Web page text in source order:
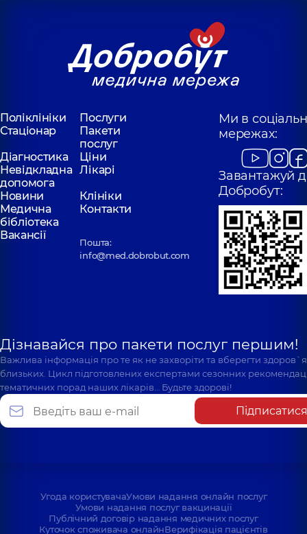
Поліклініки
Послуги
Стаціонар
Пакети
послуг
Діагностика
Ціни
Невідкладна
допомога
Лікарі
Новини
Клініки
Медична
бібліотека
Контакти
Вакансії
Пошта:
info@med.dobrobut.com
Ми в
мережах:
Завантажуй
Добробут:
Дізнавайся про пакети послуг першим!
Важлива інформація про те як не захворіти та вберегти
близьких. Цикл підготовлених експертами сезонних
тематичних порад наших лікарів… Будьте здорові!
Підписатися
Угода користувачаУмови надання онлайн послуг
Умови надання послуг вакцинації
Публічний договір надання медичних послуг
Куточок споживача онлайнВерифікація пацієнтів